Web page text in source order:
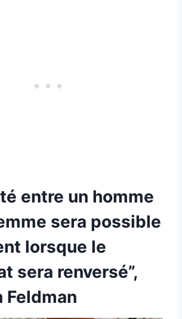
entre un homme
sera possible
lorsque le
sera renversé”,
Feldman